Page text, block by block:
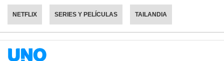
NETFLIX SERIES Y PELÍCULAS TAILANDIA